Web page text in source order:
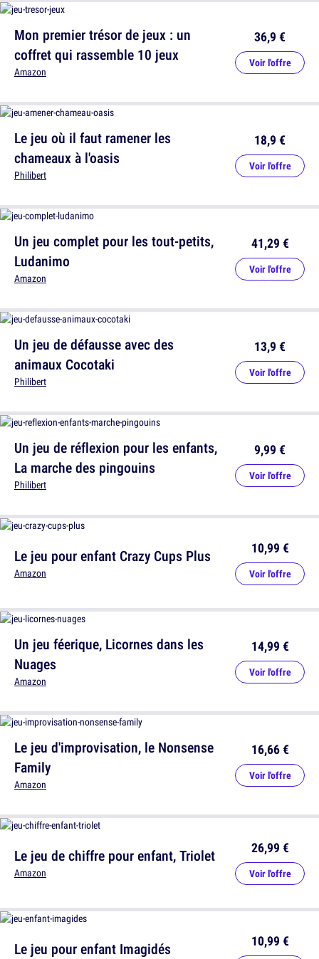
Le jeu où il faut ramener les
chameaux à l'oasis
Philibert
18,9 €
Voir l'offre
Un jeu de défausse avec des
animaux Cocotaki
Philibert
13,9 €
Voir l'offre
Le jeu pour enfant Crazy Cups Plus
Amazon
10,99 €
Voir l'offre
Le jeu d'improvisation, le Nonsense
Family
Amazon
16,66 €
Voir l'offre
Le jeu pour enfant Imagidés 10,99 €
Mon premier trésor de jeux : un
coffret qui rassemble 10 jeux
Amazon
36,9 €
Voir l'offre
Un jeu complet pour les tout-petits,
Ludanimo
Amazon
41,29 €
Voir l'offre
Un jeu de réflexion pour les enfants,
La marche des pingouins
Philibert
9,99 €
Voir l'offre
Un jeu féerique, Licornes dans les
Nuages
Amazon
14,99 €
Voir l'offre
Le jeu de chiffre pour enfant, Triolet
Amazon
26,99 €
Voir l'offre